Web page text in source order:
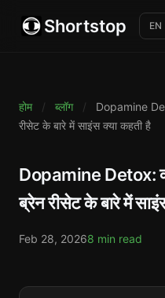
Shortstop EN
होम / ब्लॉग /
Dopamine
रीसेट के बारे में साइंस क्या कहती है
Dopamine Detox:
ब्रेन रीसेट के बारे में
Feb 28, 20268 min read